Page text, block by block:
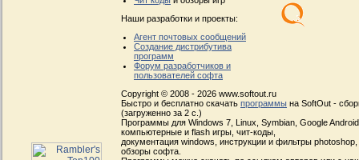
Наши разработки и проекты:
Агент почтовых сообщений
Создание дистрибутива
программ
Форум разработчиков и
пользователей софта
Copyright © 2008 - 2026 www.softout.ru
Быстро и бесплатно скачать программы на SoftOut -
(загруженно за 2 с.)
Программы для Windows 7, Linux, Symbian, Google
компьютерные и flash игры, чит-коды,
документация windows, инструкции и фильтры
обзоры софта.